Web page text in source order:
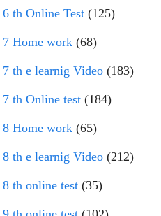
6 th Online Test(125)
7 Home work(68)
7 th e learnig Video(183)
7 th Online test(184)
8 Home work(65)
8 th e learnig Video(212)
8 th online test(35)